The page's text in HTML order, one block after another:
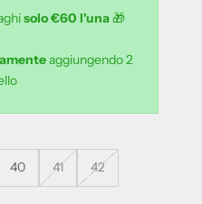
solo €60 l'una 🎁
aggiungendo 2
40 41 42